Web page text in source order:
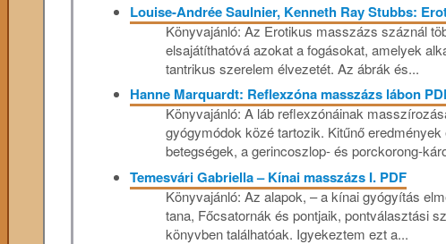
Louise-Andrée Saulnier, Kenneth Ray Stubbs:
Könyvajánló: Az Erotikus masszázs száznál
elsajátíthatóvá azokat a fogásokat, amelyek
tantrikus szerelem élvezetét. Az ábrák és...
Hanne Marquardt: Reflexzóna masszázs lábon
Könyvajánló: A láb reflexzónáinak
gyógymódok közé tartozik. Kitűnő
betegségek, a gerincoszlop- és porckorong-
Temesvári Gabriella – Kínai masszázs I. PDF
Könyvajánló: Az alapok, – a kínai gyógyítás
tana, Főcsatornák és pontjaik, pontválasztási
könyvben találhatóak. Igyekeztem ezt a...